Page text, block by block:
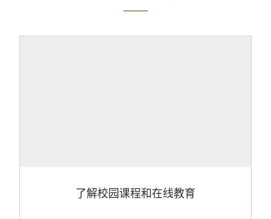
了解校园课程和在线教育